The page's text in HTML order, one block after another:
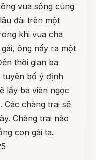
vua sống cùng
đài trên một
khi vua cha
ông nẩy ra một
thời gian ba
tuyên bố ý định
lấy ba viên ngọc
Các chàng trai sẽ
Chàng trai nào
con gái ta.